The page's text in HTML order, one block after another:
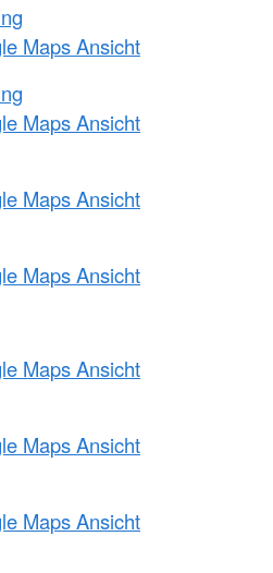
Maps Ansicht
Maps Ansicht
Maps Ansicht
Maps Ansicht
Maps Ansicht
Maps Ansicht
Maps Ansicht